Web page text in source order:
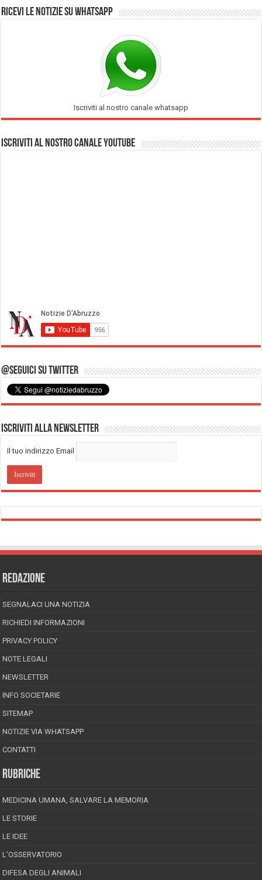
Ricevi le notizie su Whatsapp
Iscriviti al nostro canale whatsapp
Iscriviti al nostro Canale Youtube
@Seguici su Twitter
Iscriviti alla Newsletter
Il tuo indirizzo Email
REDAZIONE
SEGNALACI UNA NOTIZIA
RICHIEDI INFORMAZIONI
PRIVACY POLICY
NOTE LEGALI
NEWSLETTER
INFO SOCIETARIE
SITEMAP
NOTIZIE VIA WHATSAPP
CONTATTI
RUBRICHE
MEDICINA UMANA, SALVARE LA MEMORIA
LE STORIE
LE IDEE
L’OSSERVATORIO
DIFESA DEGLI ANIMALI